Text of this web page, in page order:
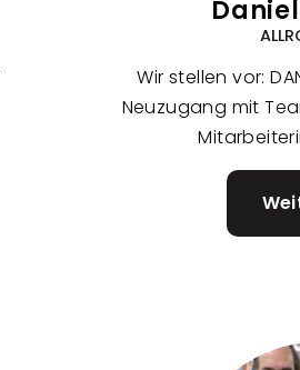
Wir stellen vor:
Neuzugang mit